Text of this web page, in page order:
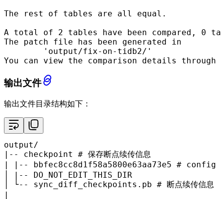
The rest of tables are all equal.
A total of 2 tables have been compared,
The patch file has been generated in
        'output/fix-on-tidb2/'
You can view the comparison details
输出文件
输出文件目录结构如下：
output/
|-- checkpoint # 保存断点续传信息
| |-- bbfec8cc8d1f58a5800e63aa73e5 # config
│ |-- DO_NOT_EDIT_THIS_DIR
│ └-- sync_diff_checkpoints.pb # 断点续传信息